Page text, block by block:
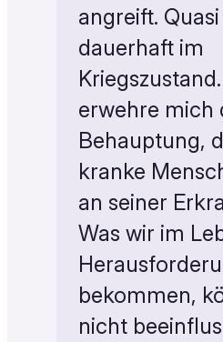
angreift.
dauerhaft im
erwehre mich
Behauptung,
kranke
an seiner
Was wir im
bekommen,
nicht